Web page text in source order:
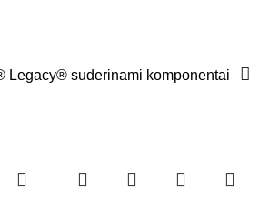
Legacy® suderinami komponentai